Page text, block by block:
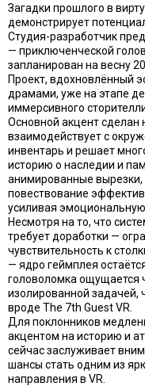
Загадки прошлого в
демонстрирует
Студия-разработчик
— приключенческой
запланирован на весну
Проект, вдохновлённый
драмами, уже на этапе
иммерсивного
Основной акцент сделан
взаимодействует с
инвентарь и решает
историю о наследии и
анимированные вырезки,
повествование
усиливая
Несмотря на то, что
требует доработки —
чувствительность к
— ядро геймплея
головоломка ощущается
изолированной задачей,
вроде The 7th Guest VR.
Для поклонников
акцентом на историю и
сейчас заслуживает
шансы стать одним из
направления в VR.